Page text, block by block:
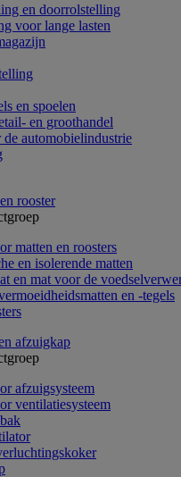
en doorrolstelling
voor lange lasten
en spoelen
en groothandel
automobielindustrie
rooster
matten en roosters
en isolerende matten
en mat voor de
en -tegels
afzuigkap
afzuigsysteem
ventilatiesysteem